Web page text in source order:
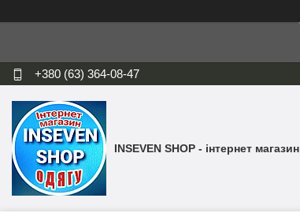
+380 (63) 364-08-47
INSEVEN SHOP - інтернет магазин